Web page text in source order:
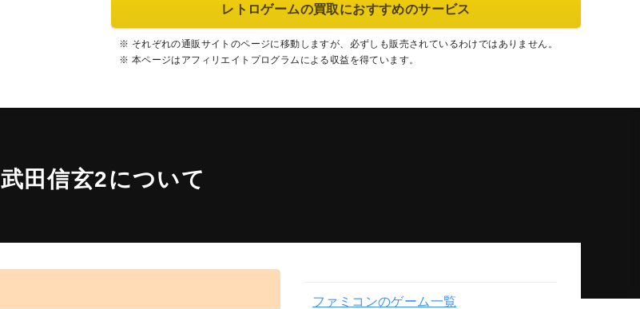
レトロゲームの買取におすすめのサービス
※ それぞれの通販サイトのページに移動しますが、必ずしも販売されているわけではありません。
※ 本ページはアフィリエイトプログラムによる収益を得ています。
武田信玄2について
ファミコンのゲーム一覧